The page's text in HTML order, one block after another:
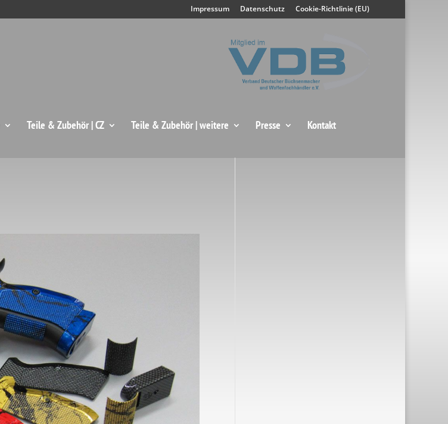
Impressum Datenschutz Cookie-Richtlinie (EU)
Teile & Zubehör | CZ Teile & Zubehör | weitere Presse Kontakt